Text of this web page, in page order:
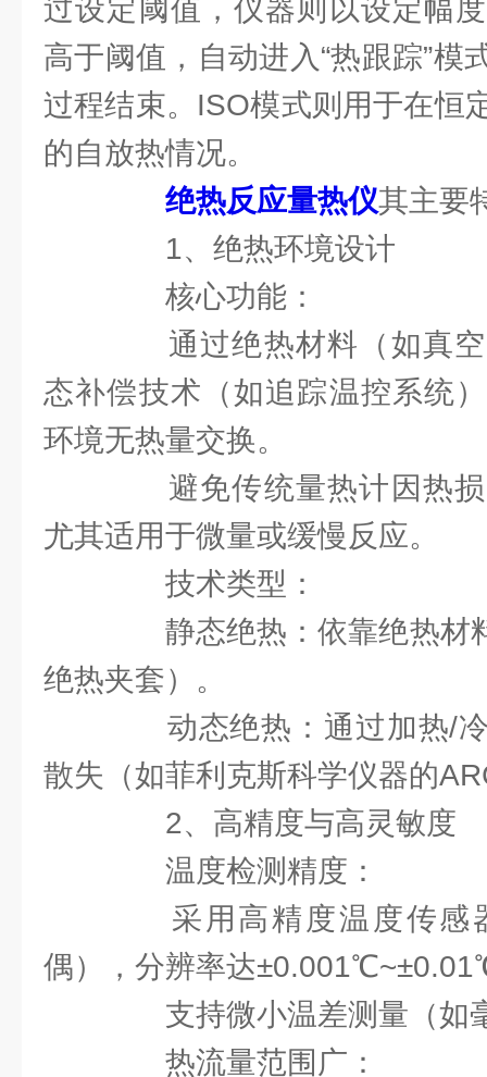
过设定阈值，仪器则以设定幅
高于阈值，自动进入“热跟踪”模
过程结束。ISO模式则用于在恒
的自放热情况。
绝热反应量热仪其主要
1、绝热环境设计
核心功能：
通过绝热材料（如真空
态补偿技术（如追踪温控系统
环境无热量交换。
避免传统量热计因热损
尤其适用于微量或缓慢反应。
技术类型：
静态绝热：依靠绝热材
绝热夹套）。
动态绝热：通过加热/冷
散失（如菲利克斯科学仪器的
2、高精度与高灵敏度
温度检测精度：
采用高精度温度传感
偶），分辨率达
支持微小温差测量（如
热流量范围广：